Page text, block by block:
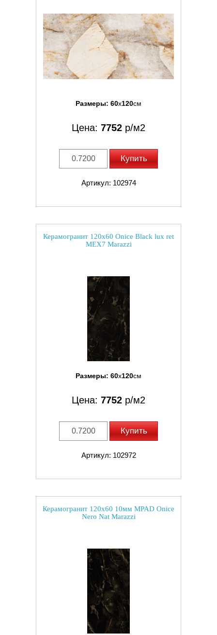
Размеры: 60x120см
Цена: 7752 р/м2
Купить
Артикул: 102974
Керамогранит 120x60 Onice Black lux ret
MEX7 Marazzi
Размеры: 60x120см
Цена: 7752 р/м2
Купить
Артикул: 102972
Керамогранит 120x60 10мм MPAD Onice
Nero Nat Marazzi